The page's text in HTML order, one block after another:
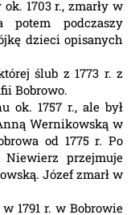
ok. 1703 r., zmarły w
potem podczaszy
dzieci opisanych
której ślub z 1773 r. z
Bobrowo.
ok. 1757 r., ale był
Wernikowską w
od 1775 r. Po
przejmuje
Józef zmarł w
w 1791 r. w Bobrowie